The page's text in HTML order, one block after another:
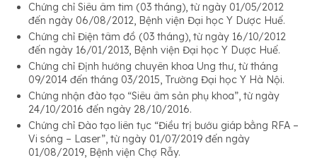
Chứng chỉ Siêu âm tim (03 tháng), từ ngày 01/05/2012
đến ngày 06/08/2012, Bệnh viện Đại học Y Dược Huế.
Chứng chỉ Điện tâm đồ (03 tháng), từ ngày 16/10/2012
đến ngày 16/01/2013, Bệnh viện Đại học Y Dược Huế.
Chứng chỉ Định hướng chuyên khoa Ung thư, từ tháng
09/2014 đến tháng 03/2015, Trường Đại học Y Hà Nội.
Chứng nhận đào tạo “Siêu âm sản phụ khoa”, từ ngày
24/10/2016 đến ngày 28/10/2016.
Chứng chỉ Đào tạo liên tục “Điều trị bướu giáp bằng RFA –
Vi sóng – Laser”, từ ngày 01/07/2019 đến ngày
01/08/2019, Bệnh viện Chợ Rẫy.